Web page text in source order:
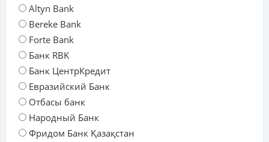
Altyn Bank
Bereke Bank
Forte Bank
Банк RBK
Банк ЦентрКредит
Евразийский Банк
Отбасы банк
Народный Банк
Фридом Банк Қазақстан